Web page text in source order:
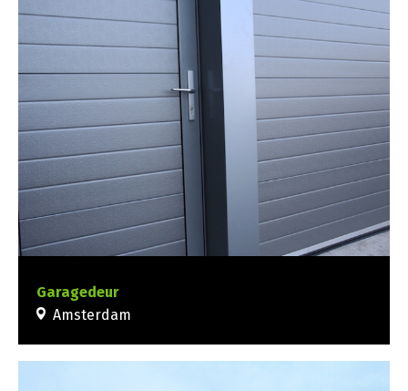
Garagedeur
Amsterdam